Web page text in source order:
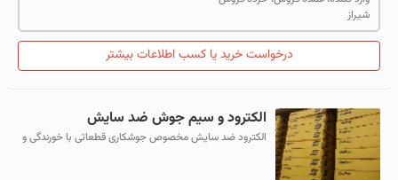
شیراز
درخواست خرید یا کسب اطلاعات بیشتر
الکترود و سیم جوش ضد سایش
الکترود ضد سایش مخصوص جوشکاری قطعاتی با خورندگی و